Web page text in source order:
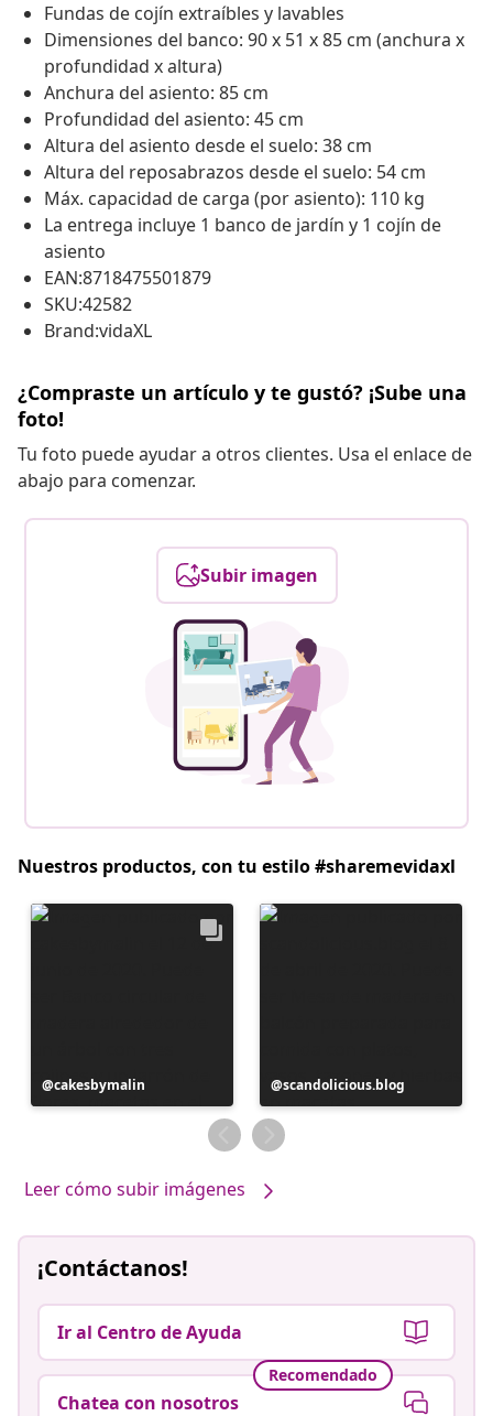
Fundas de cojín extraíbles y lavables
Dimensiones del banco: 90 x 51 x 85 cm (anchura x
profundidad x altura)
Anchura del asiento: 85 cm
Profundidad del asiento: 45 cm
Altura del asiento desde el suelo: 38 cm
Altura del reposabrazos desde el suelo: 54 cm
Máx. capacidad de carga (por asiento): 110 kg
La entrega incluye 1 banco de jardín y 1 cojín de
asiento
EAN:8718475501879
SKU:42582
Brand:vidaXL
¿Compraste un artículo y te gustó? ¡Sube una
foto!
Tu foto puede ayudar a otros clientes. Usa el enlace de
abajo para comenzar.
Subir imagen
Nuestros productos, con tu estilo #sharemevidaxl
Publicación
realizada
cakesbymalin
Publicación
realizada
por
scandolicious.blog
Leer cómo subir imágenes
¡Contáctanos!
Ir al Centro de Ayuda
Recomendado
Chatea con nosotros